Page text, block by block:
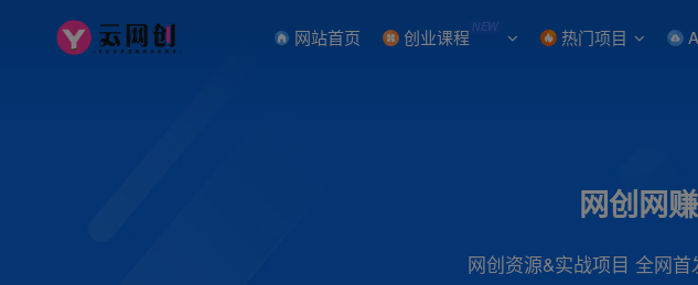
网站首页 创业课程 NEW 热门项目
网创网
网创资源&实战项目 全网